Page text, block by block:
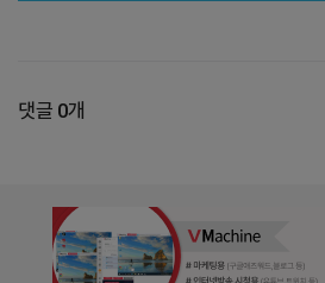
댓글 0개